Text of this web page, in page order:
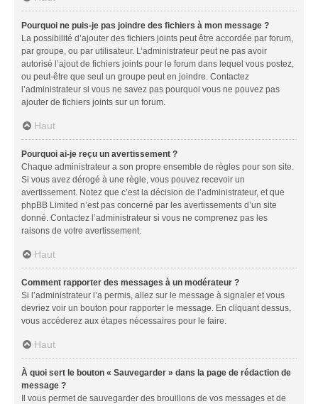
Pourquoi ne puis-je pas joindre des fichiers à mon message ?
La possibilité d’ajouter des fichiers joints peut être accordée par forum,
par groupe, ou par utilisateur. L’administrateur peut ne pas avoir
autorisé l’ajout de fichiers joints pour le forum dans lequel vous postez,
ou peut-être que seul un groupe peut en joindre. Contactez
l’administrateur si vous ne savez pas pourquoi vous ne pouvez pas
ajouter de fichiers joints sur un forum.
Haut
Pourquoi ai-je reçu un avertissement ?
Chaque administrateur a son propre ensemble de règles pour son site.
Si vous avez dérogé à une règle, vous pouvez recevoir un
avertissement. Notez que c’est la décision de l’administrateur, et que
phpBB Limited n’est pas concerné par les avertissements d’un site
donné. Contactez l’administrateur si vous ne comprenez pas les
raisons de votre avertissement.
Haut
Comment rapporter des messages à un modérateur ?
Si l’administrateur l’a permis, allez sur le message à signaler et vous
devriez voir un bouton pour rapporter le message. En cliquant dessus,
vous accéderez aux étapes nécessaires pour le faire.
Haut
À quoi sert le bouton « Sauvegarder » dans la page de rédaction de
message ?
Il vous permet de sauvegarder des brouillons de vos messages et de